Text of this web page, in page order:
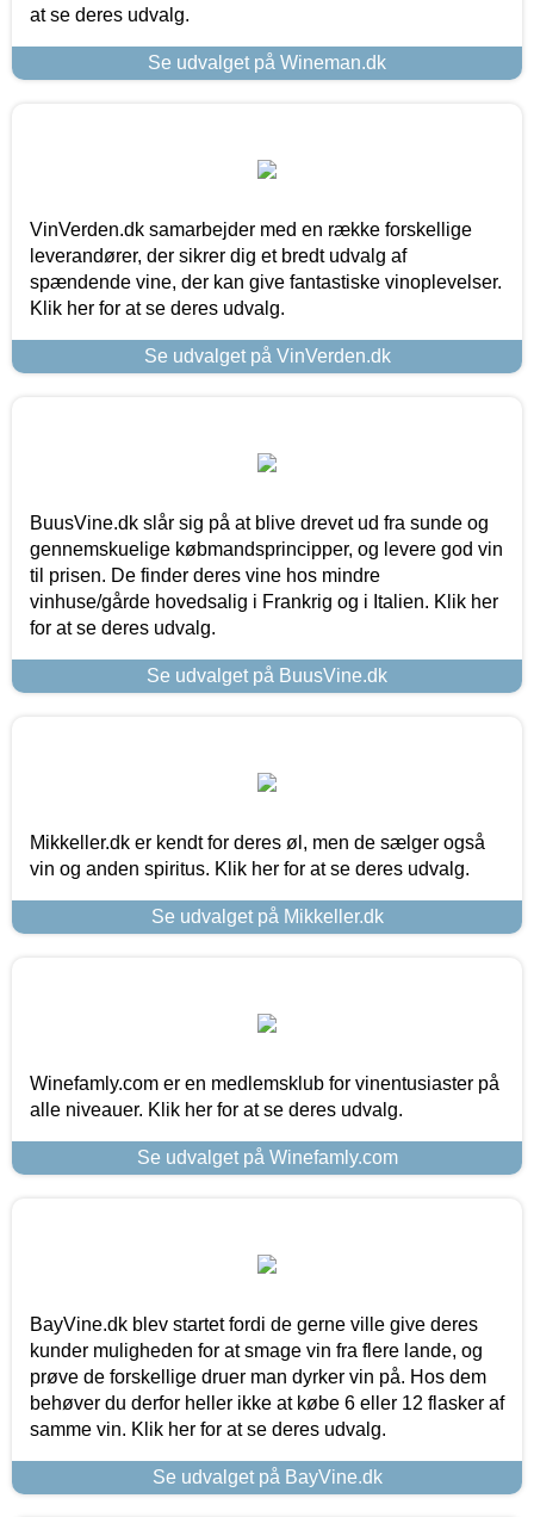
at se deres udvalg.
Se udvalget på Wineman.dk
VinVerden.dk samarbejder med en række forskellige
leverandører, der sikrer dig et bredt udvalg af
spændende vine, der kan give fantastiske vinoplevelser.
Klik her for at se deres udvalg.
Se udvalget på VinVerden.dk
BuusVine.dk slår sig på at blive drevet ud fra sunde og
gennemskuelige købmandsprincipper, og levere god vin
til prisen. De finder deres vine hos mindre
vinhuse/gårde hovedsalig i Frankrig og i Italien. Klik her
for at se deres udvalg.
Se udvalget på BuusVine.dk
Mikkeller.dk er kendt for deres øl, men de sælger også
vin og anden spiritus. Klik her for at se deres udvalg.
Se udvalget på Mikkeller.dk
Winefamly.com er en medlemsklub for vinentusiaster på
alle niveauer. Klik her for at se deres udvalg.
Se udvalget på Winefamly.com
BayVine.dk blev startet fordi de gerne ville give deres
kunder muligheden for at smage vin fra flere lande, og
prøve de forskellige druer man dyrker vin på. Hos dem
behøver du derfor heller ikke at købe 6 eller 12 flasker af
samme vin. Klik her for at se deres udvalg.
Se udvalget på BayVine.dk